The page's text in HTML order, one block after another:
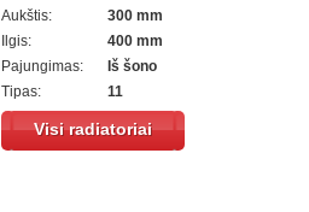
Aukštis:
300 mm
Ilgis:
400 mm
Pajungimas:
Iš šono
Tipas:
11
Visi radiatoriai